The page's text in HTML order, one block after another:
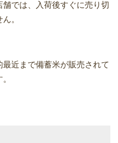
では、入荷後すぐに売り切
。
近まで備蓄米が販売されて